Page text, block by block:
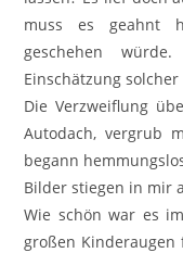
muss es geahnt
geschehen
Einschätzung solcher
Die Verzweiflung
Autodach, vergrub
begann
Bilder stiegen in mir
Wie schön war es
großen